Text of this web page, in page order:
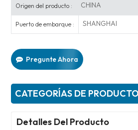
Origen del producto : CHINA
Puerto de embarque : SHANGHAI
Pregunte Ahora
CATEGORÍAS DE
Detalles Del Producto